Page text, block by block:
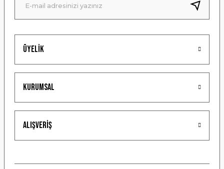
Bu ürüne benzer farklı alternatifler olmalı.
Gönder
Üyelik
Kurumsal
Alışveriş